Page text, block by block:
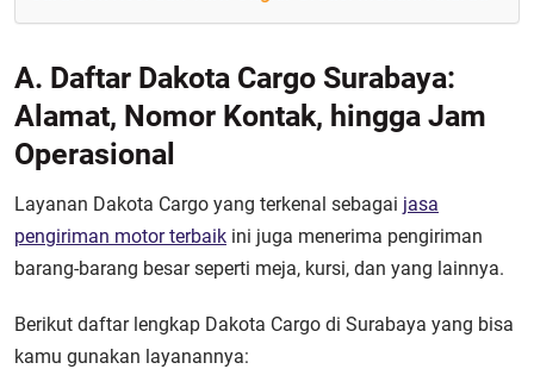
A. Daftar Dakota Cargo Surabaya:
Alamat, Nomor Kontak, hingga Jam
Operasional
Layanan Dakota Cargo yang terkenal sebagai jasa
pengiriman motor terbaik ini juga menerima pengiriman
barang-barang besar seperti meja, kursi, dan yang lainnya.
Berikut daftar lengkap Dakota Cargo di Surabaya yang bisa
kamu gunakan layanannya: